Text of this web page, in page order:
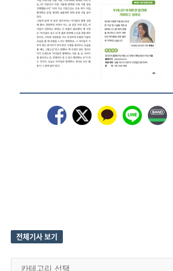
전체기사 보기
전